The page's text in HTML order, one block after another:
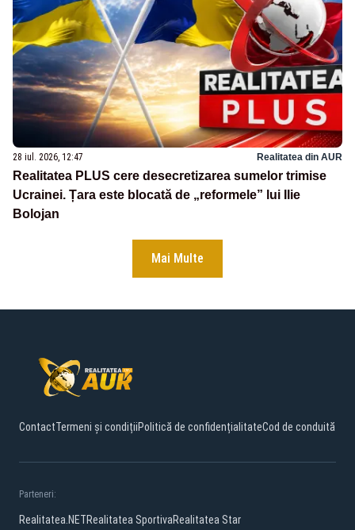
28 iul. 2026, 12:47 Realitatea din AUR
Realitatea PLUS cere desecretizarea sumelor trimise
Ucrainei. Țara este blocată de „reformele” lui Ilie
Bolojan
Mai Multe
ContactTermeni și condițiiPolitică de confidențialitateCod de conduită
Parteneri:
Realitatea.NETRealitatea SportivaRealitatea Star